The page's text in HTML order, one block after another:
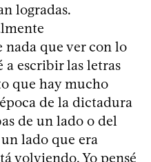
logradas.
que ver con lo
a escribir las letras
que hay mucho
de la dictadura
de un lado o del
lado que era
volviendo. Yo pensé